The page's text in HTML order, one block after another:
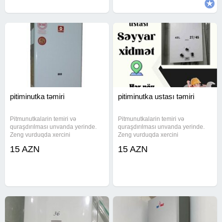
pitiminutka təmiri
Pitmunutkalarin temiri və
quraşdırılması unvanda yerinde.
Zeng vurduqda xercini
Pitiminutkanin cəm temiri (vzv
15 AZN
pitiminutka ustası təmiri
Pitmunutkalarin temiri və
quraşdırılması unvanda yerinde.
Zeng vurduqda xercini
Pitiminutkanin cəm temiri (vzv
15 AZN